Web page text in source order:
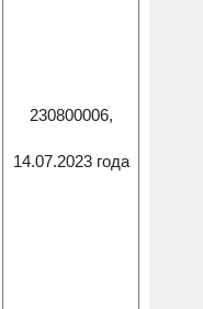
230800006,
14.07.2023 года